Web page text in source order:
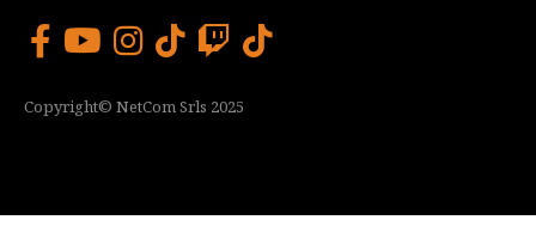
Copyright© NetCom Srls 2025